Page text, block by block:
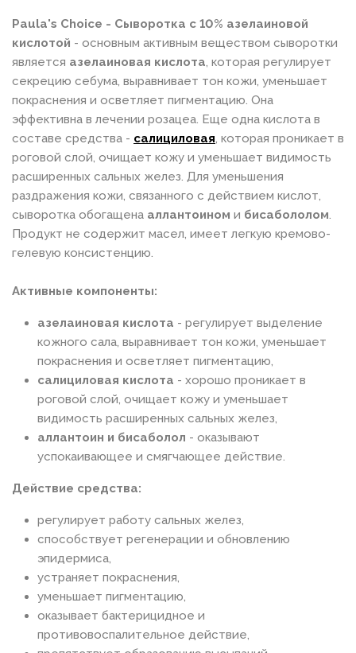
Paula's Choice - Сыворотка с 10% азелаиновой
кислотой - основным активным веществом сыворотки
является азелаиновая кислота, которая регулирует
секрецию себума, выравнивает тон кожи, уменьшает
покраснения и осветляет пигментацию. Она
эффективна в лечении розацеа. Еще одна кислота в
составе средства - салициловая, которая проникает в
роговой слой, очищает кожу и уменьшает видимость
расширенных сальных желез. Для уменьшения
раздражения кожи, связанного с действием кислот,
сыворотка обогащена аллантоином и бисабололом.
Продукт не содержит масел, имеет легкую кремово-
гелевую консистенцию.
Активные компоненты:
азелаиновая кислота - регулирует выделение
кожного сала, выравнивает тон кожи, уменьшает
покраснения и осветляет пигментацию,
салициловая кислота - хорошо проникает в
роговой слой, очищает кожу и уменьшает
видимость расширенных сальных желез,
аллантоин и бисаболол - оказывают
успокаивающее и смягчающее действие.
Действие средства:
регулирует работу сальных желез,
способствует регенерации и обновлению
эпидермиса,
устраняет покраснения,
уменьшает пигментацию,
оказывает бактерицидное и
противовоспалительное действие,